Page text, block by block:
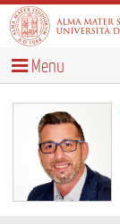
Menu